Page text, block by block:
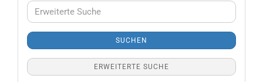
Erweiterte
Suche
SUCHEN
ERWEITERTE SUCHE